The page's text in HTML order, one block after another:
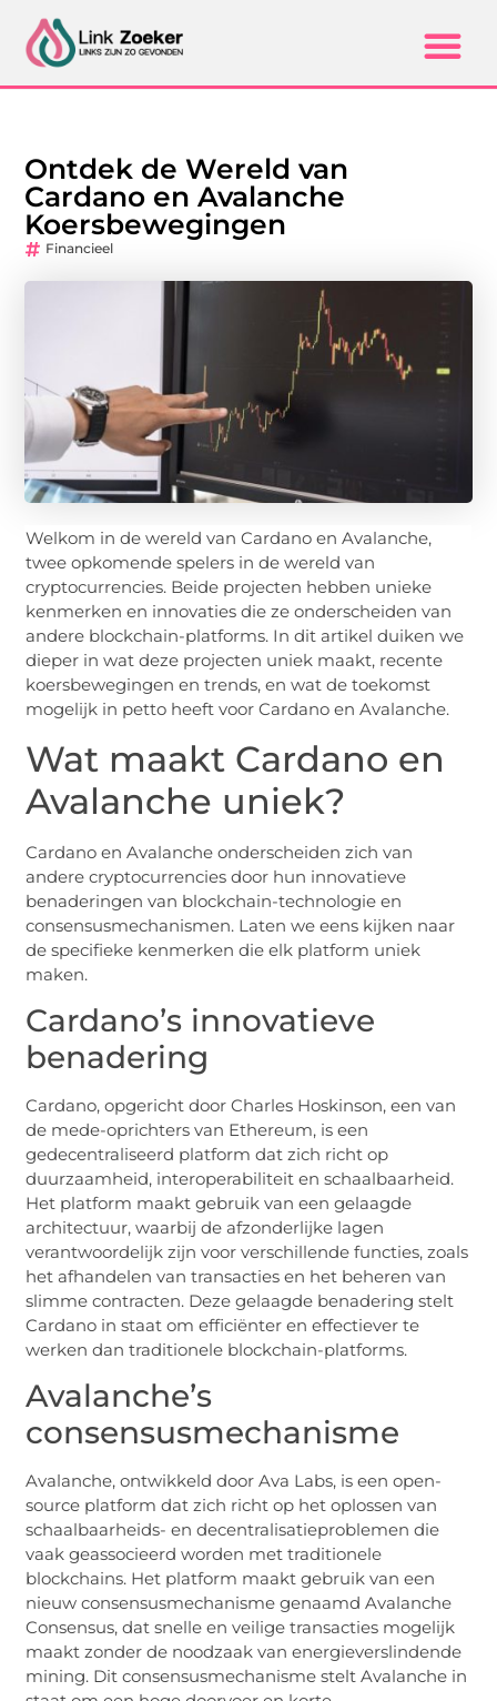
Ontdek de Wereld van
Cardano en Avalanche
Koersbewegingen
Financieel
Welkom in de wereld van Cardano en Avalanche,
twee opkomende spelers in de wereld van
cryptocurrencies. Beide projecten hebben unieke
kenmerken en innovaties die ze onderscheiden van
andere blockchain-platforms. In dit artikel duiken we
dieper in wat deze projecten uniek maakt, recente
koersbewegingen en trends, en wat de toekomst
mogelijk in petto heeft voor Cardano en Avalanche.
Wat maakt Cardano en
Avalanche uniek?
Cardano en Avalanche onderscheiden zich van
andere cryptocurrencies door hun innovatieve
benaderingen van blockchain-technologie en
consensusmechanismen. Laten we eens kijken naar
de specifieke kenmerken die elk platform uniek
maken.
Cardano’s innovatieve
benadering
Cardano, opgericht door Charles Hoskinson, een van
de mede-oprichters van Ethereum, is een
gedecentraliseerd platform dat zich richt op
duurzaamheid, interoperabiliteit en schaalbaarheid.
Het platform maakt gebruik van een gelaagde
architectuur, waarbij de afzonderlijke lagen
verantwoordelijk zijn voor verschillende functies, zoals
het afhandelen van transacties en het beheren van
slimme contracten. Deze gelaagde benadering stelt
Cardano in staat om efficiënter en effectiever te
werken dan traditionele blockchain-platforms.
Avalanche’s
consensusmechanisme
Avalanche, ontwikkeld door Ava Labs, is een open-
source platform dat zich richt op het oplossen van
schaalbaarheids- en decentralisatieproblemen die
vaak geassocieerd worden met traditionele
blockchains. Het platform maakt gebruik van een
nieuw consensusmechanisme genaamd Avalanche
Consensus, dat snelle en veilige transacties mogelijk
maakt zonder de noodzaak van energieverslindende
mining. Dit consensusmechanisme stelt Avalanche in